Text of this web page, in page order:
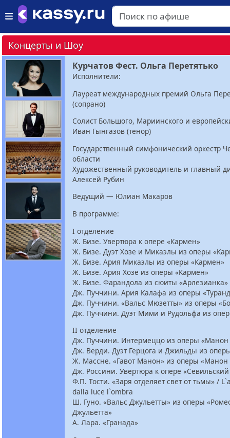
Концерты и Шоу
Курчатов Фест. Ольга Перетятько
Исполнители:
Лауреат международных премий Ольга
(сопрано)
Солист Большого, Мариинского и
Иван Гынгазов (тенор)
Государственный симфонический оркестр
области
Художественный руководитель и главный
Алексей Рубин
Ведущий — Юлиан Макаров
В программе:
I отделение
Ж. Бизе. Увертюра к опере «Кармен»
Ж. Бизе. Дуэт Хозе и Микаэлы из оперы
Ж. Бизе. Ария Микаэлы из оперы «Кармен»
Ж. Бизе. Ария Хозе из оперы «Кармен»
Ж. Бизе. Фарандола из сюиты «Арлезианка»
Дж. Пуччини. Ария Калафа из оперы
Дж. Пуччини. «Вальс Мюзетты» из оперы
Дж. Пуччини. Дуэт Мими и Рудольфа из
II отделение
Дж. Пуччини. Интермеццо из оперы «Манон
Дж. Верди. Дуэт Герцога и Джильды из
Ж. Массне. «Гавот Манон» из оперы «Манон
Дж. Россини. Увертюра к опере
Ф.П. Тости. «Заря отделяет свет от тьмы» /
dalla luce l`ombra
Ш. Гуно. «Вальс Джульетты» из оперы
Джульетта»
А. Лара. «Гранада»